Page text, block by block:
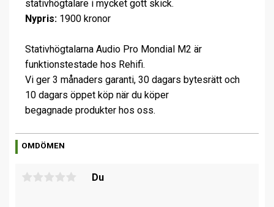
stativhögtalare i mycket gott skick.
Nypris: 1900 kronor
Stativhögtalarna Audio Pro Mondial M2 är
funktionstestade hos Rehifi.
Vi ger 3 månaders garanti, 30 dagars bytesrätt och
10 dagars öppet köp när du köper
begagnade produkter hos oss.
OMDÖMEN
Du